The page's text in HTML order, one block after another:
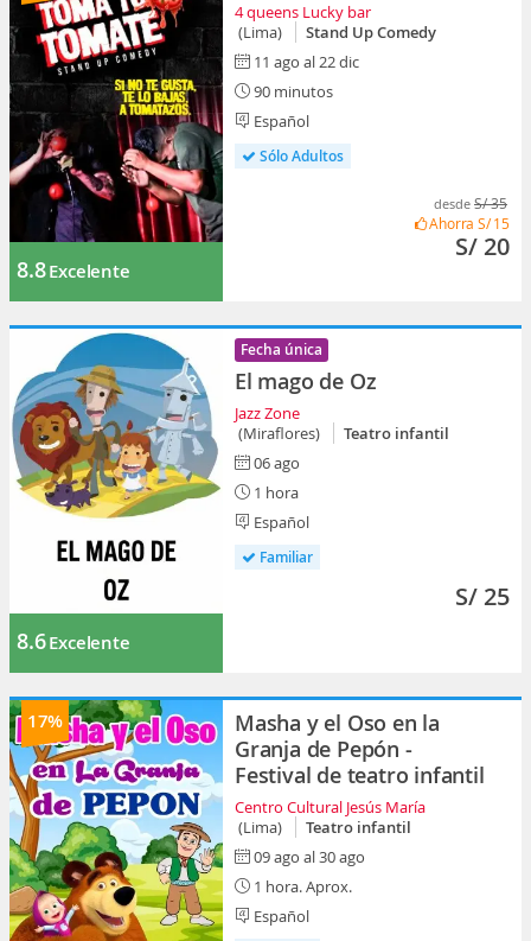
8.8Excelente
4 queens Lucky bar
(Lima)
Stand Up Comedy
11 ago al 22 dic
90 minutos
Español
Sólo Adultos
desde S/ 35
Ahorra S/ 15
S/ 20
8.6Excelente
Fecha única
El mago de Oz
Jazz Zone
(Miraflores)
Teatro infantil
06 ago
1 hora
Español
Familiar
S/ 25
17%
Masha y el Oso en la
Granja de Pepón -
Festival de teatro infantil
Centro Cultural Jesús María
(Lima)
Teatro infantil
09 ago al 30 ago
1 hora. Aprox.
Español